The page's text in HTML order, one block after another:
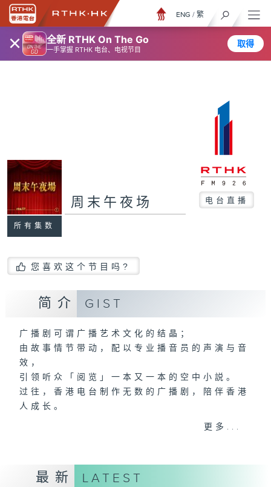
× 全新 RTHK On The Go
一手掌握 RTHK 电台、电视节目
取得
ENG / 繁
所有集数
周末午夜场 电台直播
您喜欢这个节目吗?
简介 GIST
广播剧可谓广播艺术文化的结晶；
由故事情节带动，配以专业播音员的声演与音
效，
引领听众「阅览」一本又一本的空中小説。
过往，香港电台制作无数的广播剧，陪伴香港
人成长。
从不同年代的广播剧中，可以窥探当时的社会
让香港电台文化宝库一一重现！
更多...
最新 LATEST